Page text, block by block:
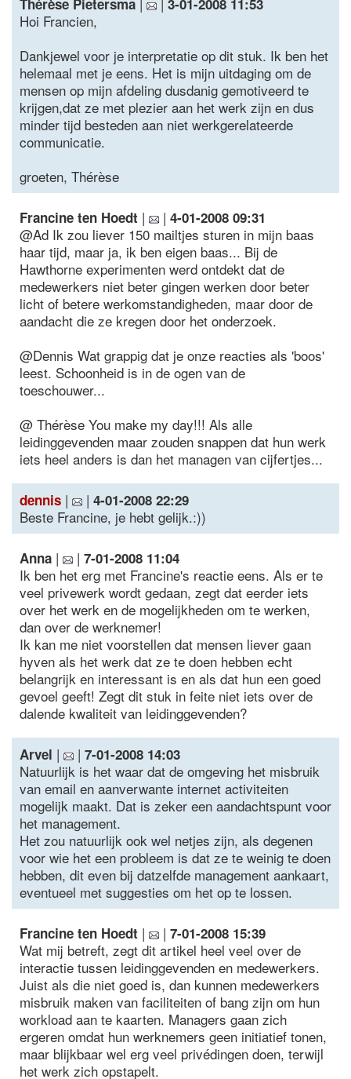
Thérèse Pietersma 3-01-2008 11:53
Hoi Francien,
Dankjewel voor je interpretatie op dit stuk. Ik ben het
helemaal met je eens. Het is mijn uitdaging om de
mensen op mijn afdeling dusdanig gemotiveerd te
krijgen,dat ze met plezier aan het werk zijn en dus
minder tijd besteden aan niet werkgerelateerde
communicatie.
groeten, Thérèse
Francine ten Hoedt | | 4-01-2008 09:31
@Ad Ik zou liever 150 mailtjes sturen in mijn baas
haar tijd, maar ja, ik ben eigen baas... Bij de
Hawthorne experimenten werd ontdekt dat de
medewerkers niet beter gingen werken door beter
licht of betere werkomstandigheden, maar door de
aandacht die ze kregen door het onderzoek.
@Dennis Wat grappig dat je onze reacties als 'boos'
leest. Schoonheid is in de ogen van de
toeschouwer...
@ Thérèse You make my day!!! Als alle
leidinggevenden maar zouden snappen dat hun werk
iets heel anders is dan het managen van cijfertjes...
dennis | | 4-01-2008 22:29
Beste Francine, je hebt gelijk.:))
Anna | | 7-01-2008 11:04
Ik ben het erg met Francine's reactie eens. Als er te
veel privewerk wordt gedaan, zegt dat eerder iets
over het werk en de mogelijkheden om te werken,
dan over de werknemer!
Ik kan me niet voorstellen dat mensen liever gaan
hyven als het werk dat ze te doen hebben echt
belangrijk en interessant is en als dat hun een goed
gevoel geeft! Zegt dit stuk in feite niet iets over de
dalende kwaliteit van leidinggevenden?
Arvel | | 7-01-2008 14:03
Natuurlijk is het waar dat de omgeving het misbruik
van email en aanverwante internet activiteiten
mogelijk maakt. Dat is zeker een aandachtspunt voor
het management.
Het zou natuurlijk ook wel netjes zijn, als degenen
voor wie het een probleem is dat ze te weinig te doen
hebben, dit even bij datzelfde management aankaart,
eventueel met suggesties om het op te lossen.
Francine ten Hoedt | | 7-01-2008 15:39
Wat mij betreft, zegt dit artikel heel veel over de
interactie tussen leidinggevenden en medewerkers.
Juist als die niet goed is, dan kunnen medewerkers
misbruik maken van faciliteiten of bang zijn om hun
workload aan te kaarten. Managers gaan zich
ergeren omdat hun werknemers geen initiatief tonen,
maar blijkbaar wel erg veel privédingen doen, terwijl
het werk zich opstapelt.